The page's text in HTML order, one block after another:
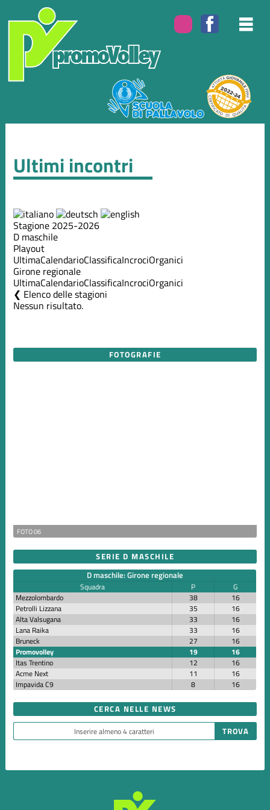
Ultimi incontri
Stagione 2025-2026
D maschile
Playout
UltimaCalendarioClassificaIncrociOrganici
Girone regionale
UltimaCalendarioClassificaIncrociOrganici
Elenco delle stagioni
Nessun risultato.
FOTOGRAFIE
FOTO 06
SERIE D MASCHILE
D maschile: Girone regionale
Squadra P
G
Mezzolombardo
38
16
Petrolli Lizzana
35
16
Alta Valsugana
33
16
Lana Raika
33
16
Bruneck
27
16
Promovolley
19
16
Itas Trentino
12
16
Acme Next
11
16
Impavida C9
8 16
CERCA NELLE NEWS